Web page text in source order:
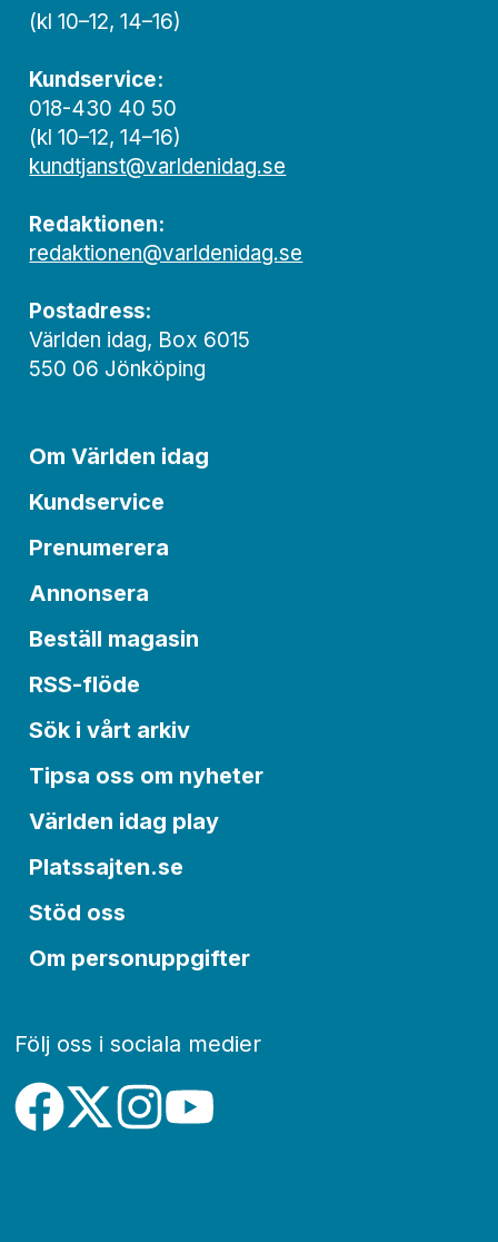
(kl 10–12, 14–16)
Kundservice:
018-430 40 50
(kl 10–12, 14–16)
kundtjanst@varldenidag.se
Redaktionen:
redaktionen@varldenidag.se
Postadress:
Världen idag, Box 6015
550 06 Jönköping
Om Världen idag
Kundservice
Prenumerera
Annonsera
Beställ magasin
RSS-flöde
Sök i vårt arkiv
Tipsa oss om nyheter
Världen idag play
Platssajten.se
Stöd oss
Om personuppgifter
Följ oss i sociala medier